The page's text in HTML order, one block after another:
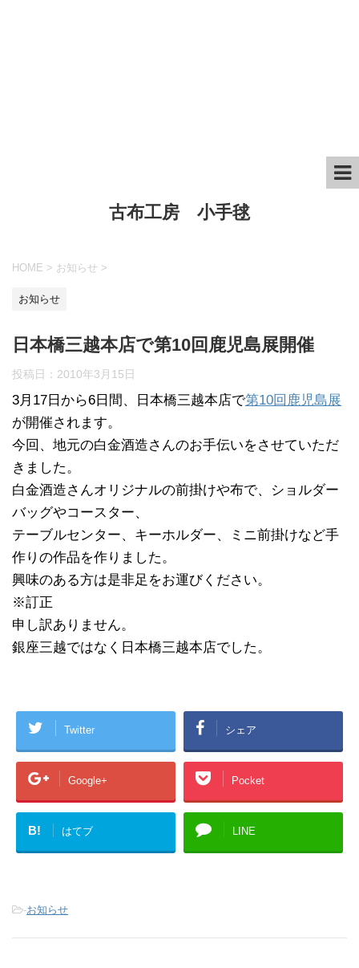
古布工房 小手毬
HOME > お知らせ >
お知らせ
日本橋三越本店で第10回鹿児島展開催
投稿日： 2010年3月15日
3月17日から6日間、日本橋三越本店で第10回鹿児島展
が開催されます。
今回、地元の白金酒造さんのお手伝いをさせていただ
きました。
白金酒造さんオリジナルの前掛けや布で、ショルダー
バッグやコースター、
テーブルセンター、キーホルダー、ミニ前掛けなど手
作りの作品を作りました。
興味のある方は是非足をお運びください。
※訂正
申し訳ありません。
銀座三越ではなく日本橋三越本店でした。
Twitter シェア
Google+ Pocket
B! はてブ LINE
-お知らせ